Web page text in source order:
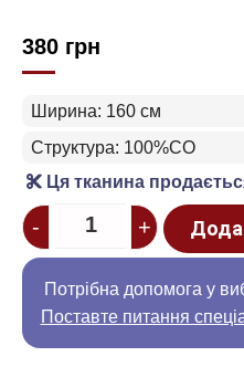
380 грн
Ширина: 160 см
Структура: 100%CO
Ця тканина
Quantity
- +
Потрібна допомога у
Поставте питання